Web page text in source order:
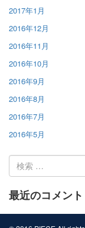
2017年1月
2016年12月
2016年11月
2016年10月
2016年9月
2016年8月
2016年7月
2016年5月
索:
最近のコメント